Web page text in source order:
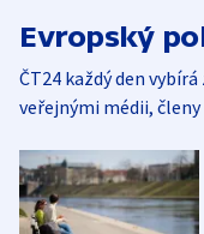
Evropský
ČT24 každý den
veřejnými médii, členy